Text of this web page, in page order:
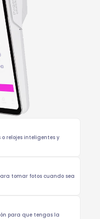
relojes inteligentes y
tomar fotos cuando sea
para que tengas la